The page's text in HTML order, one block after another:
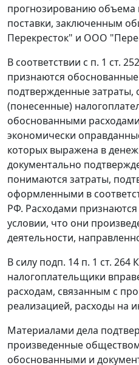
прогнозированию объема
поставки, заключенным
Перекресток" и ООО
В соответствии с п. 1 ст. 252
признаются
подтвержденные затраты,
(понесенные)
обоснованными
экономически
которых выражена в
документально
понимаются затраты,
оформленными в
РФ. Расходами
условии, что они
деятельности,
В силу подп. 14 п. 1 ст. 264
налогоплательщики
расходам, связанным с
реализацией, расходы на
Материалами дела
произведенные
обоснованными и